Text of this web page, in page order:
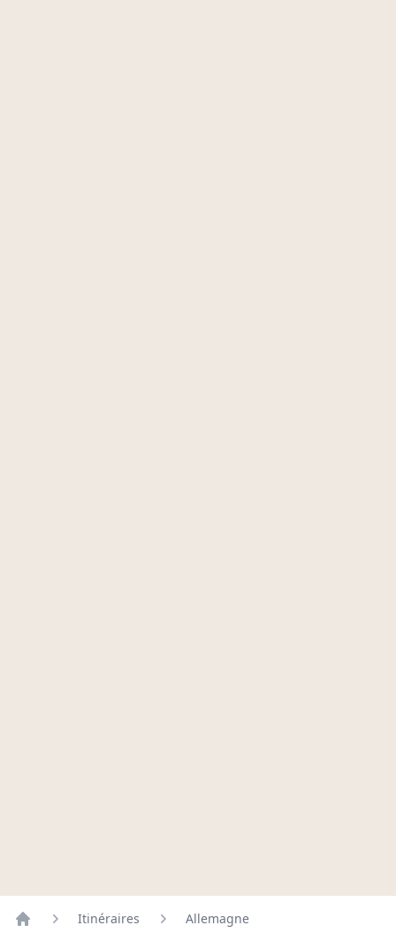
Itinéraires Allemagne